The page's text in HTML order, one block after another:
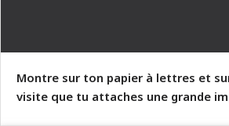
Montre sur ton papier à lettres et
visite que tu attaches une grande